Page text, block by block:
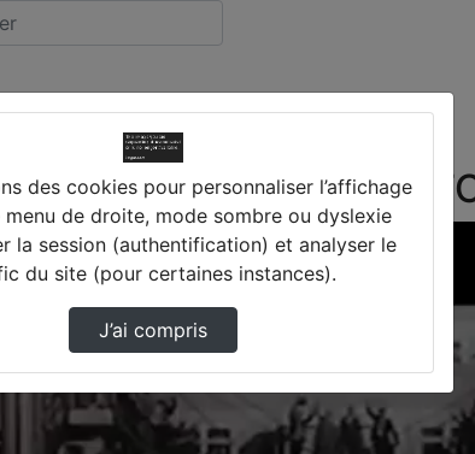
LOUIS COURIER (37)
des cookies pour personnaliser l’affichage
menu de droite, mode sombre ou dyslexie
la session (authentification) et analyser le
du site (pour certaines instances).
J’ai compris